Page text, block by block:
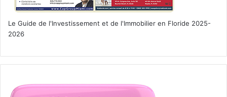
Le Guide de l'Investissement et de l'Immobilier en Floride 2025-
2026